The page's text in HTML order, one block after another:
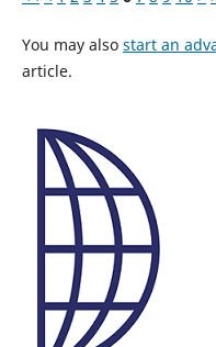
You may also start an
article.